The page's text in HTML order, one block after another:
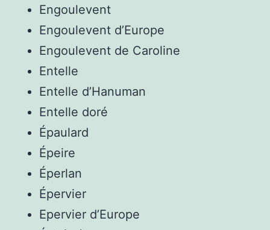
Engoulevent
Engoulevent d’Europe
Engoulevent de Caroline
Entelle
Entelle d’Hanuman
Entelle doré
Épaulard
Épeire
Éperlan
Épervier
Epervier d’Europe